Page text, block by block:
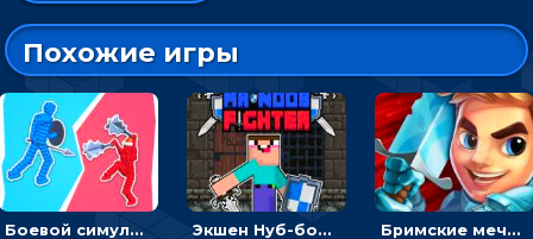
Похожие игры
Боевой симулятор 3D: повтори позу рыцаря и победи врага Экшен Нуб-боец: прыгать через препятствия или бить врагов мечом Бримские мечи: бежать через преграды, бить врагов и собирать монеты